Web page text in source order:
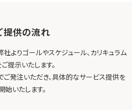
提供の流れ
よりゴールやスケジュール、カリキュラム
提示いたします。
発注いただき、具体的なサービス提供を
始いたします。